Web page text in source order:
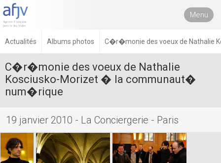
Menu
Actualités Albums photos C�r�monie des voeux de Nathalie
C�r�monie des voeux de Nathalie
Kosciusko-Morizet � la communaut�
num�rique
19 janvier 2010 - La Conciergerie - Paris